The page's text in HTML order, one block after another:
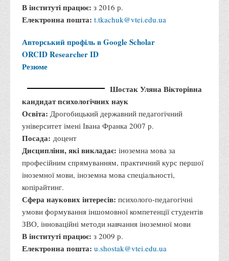
В інституті працює: з 2016 р.
Електронна пошта: t.tkachuk@vtei.edu.ua
Авторський профіль в Google Scholar
ORCIDResearcher ID
Резюме
Шостак Уляна Вікторівна
кандидат психологічних
наук
Освіта:Дрогобицький
університет імені Івана
Франка 2007 р.
Посада:доцент
іноземна мова за
професійним спрямуванням, практичний курс першої
іноземної мови, іноземна мова спеціальності,
копірайтинг.
Сфера наукових інтересів:психолого-педагогічні